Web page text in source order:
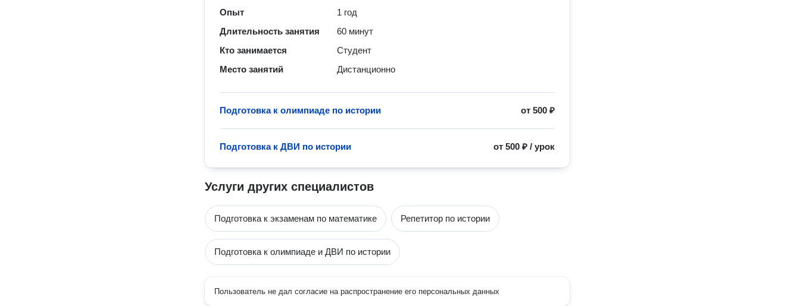
Опыт
1 год
Длительность занятия
60 минут
Кто занимается
Студент
Место занятий
Дистанционно
от500 ₽
Подготовка к олимпиаде по истории
от500 ₽ /урок
Подготовка к ДВИ по истории
Услуги других специалистов
Подготовка к экзаменам по математике Репетитор по истории
Подготовка к олимпиаде и ДВИ по истории
Пользователь не дал согласие на распространение его персональных данных